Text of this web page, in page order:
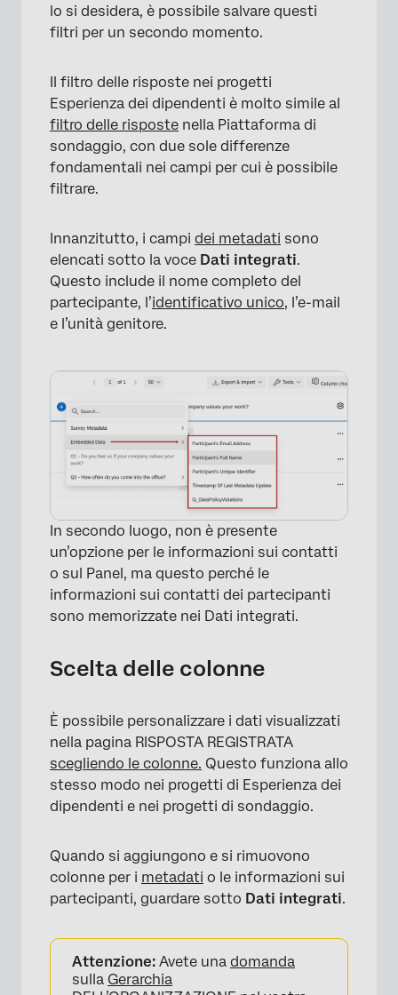
lo si desidera, è possibile salvare questi
filtri per un secondo momento.
Il filtro delle risposte nei progetti
Esperienza dei dipendenti è molto simile al
filtro delle risposte nella Piattaforma di
sondaggio, con due sole differenze
fondamentali nei campi per cui è possibile
filtrare.
Innanzitutto, i campi dei metadati sono
elencati sotto la voce Dati integrati.
Questo include il nome completo del
partecipante, l’identificativo unico, l’e-mail
e l’unità genitore.
In secondo luogo, non è presente
un’opzione per le informazioni sui contatti
o sul Panel, ma questo perché le
informazioni sui contatti dei partecipanti
sono memorizzate nei Dati integrati.
Scelta delle colonne
È possibile personalizzare i dati visualizzati
nella pagina RISPOSTA REGISTRATA
scegliendo le colonne. Questo funziona allo
stesso modo nei progetti di Esperienza dei
dipendenti e nei progetti di sondaggio.
Quando si aggiungono e si rimuovono
colonne per i metadati o le informazioni sui
partecipanti, guardare sotto Dati integrati.
Attenzione: Avete una domanda
sulla Gerarchia